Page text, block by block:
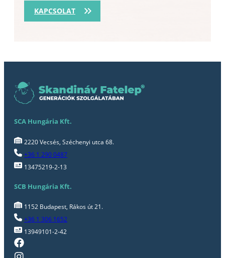
KAPCSOLAT
SCA Hungária Kft.
2220 Vecsés, Széchenyi utca 68.
+36 1 290 0487
13475219-2-13
SCB Hungária Kft.
1152 Budapest, Rákos út 21.
+36 1 306 1652
13949101-2-42